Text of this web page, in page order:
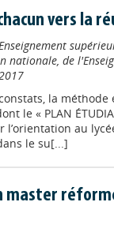
vers la
nationale, de
la méthode
le « PLAN
au
le su[...]
master